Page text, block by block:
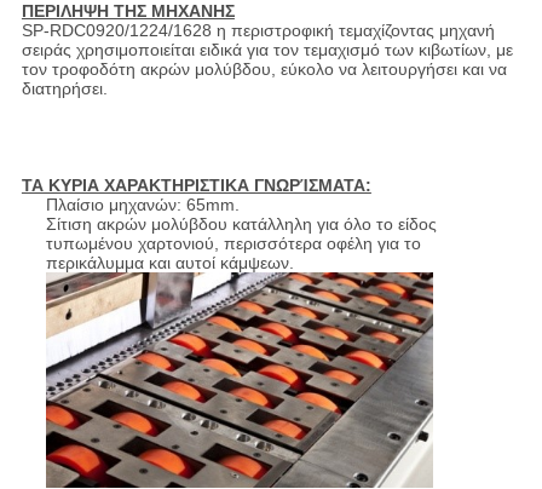
ΠΕΡΙΛΗΨΗ ΤΗΣ ΜΗΧΑΝΗΣ
SP-RDC0920/1224/1628 η περιστροφική τεμαχίζοντας μηχανή
σειράς χρησιμοποιείται ειδικά για τον τεμαχισμό των κιβωτίων, με
τον τροφοδότη ακρών μολύβδου, εύκολο να λειτουργήσει και να
διατηρήσει.
ΤΑ ΚΥΡΙΑ ΧΑΡΑΚΤΗΡΙΣΤΙΚΑ ΓΝΩΡΊΣΜΑΤΑ:
Πλαίσιο μηχανών: 65mm.
Σίτιση ακρών μολύβδου κατάλληλη για όλο το είδος
τυπωμένου χαρτονιού, περισσότερα οφέλη για το
περικάλυμμα και αυτοί κάμψεων.